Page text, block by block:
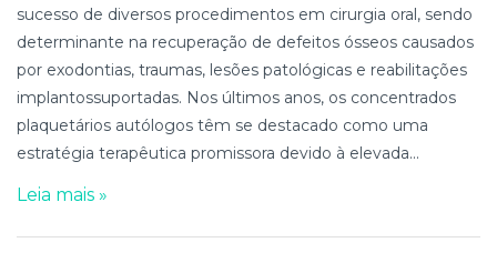
sucesso de diversos procedimentos em cirurgia oral, sendo
determinante na recuperação de defeitos ósseos causados
por exodontias, traumas, lesões patológicas e reabilitações
implantossuportadas. Nos últimos anos, os concentrados
plaquetários autólogos têm se destacado como uma
estratégia terapêutica promissora devido à elevada...
Leia mais »